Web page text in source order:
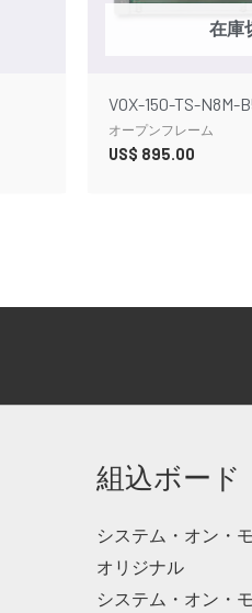
在庫
VOX-150-TS-N8M-
オープンフレーム
US$ 895.00
組込ボード
システム・オン・
オリジナル
システム・オン・